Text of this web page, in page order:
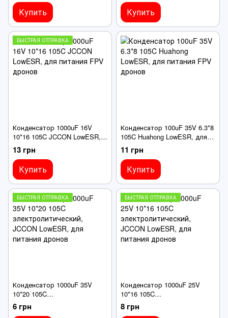
Купить Купить
БЫСТРАЯ ОТПРАВКА
Конденсатор 1000uF 16V
10*16 105C JCCON LowESR,
для питания FPV дронов
13 грн
Купить
Конденсатор 100uF 35V 6.3*8
105C Huahong LowESR, для
питания FPV дронов
11 грн
Купить
БЫСТРАЯ ОТПРАВКА
Конденсатор 1000uF 35V
10*20 105C
электролитический, JCCON
LowESR, для питания дронов
6 грн
БЫСТРАЯ ОТПРАВКА
Конденсатор 1000uF 25V
10*16 105C
электролитический, JCCON
LowESR, для питания дронов
8 грн